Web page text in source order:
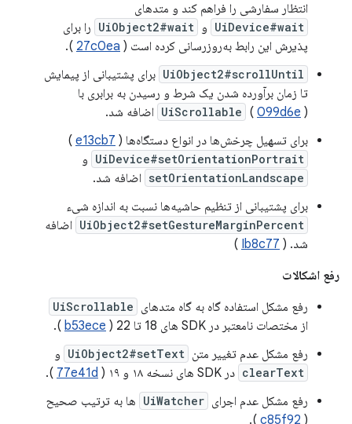
انتظار سفارشی را فراهم کند و متدهای
UiDevice#wait و UiObject2#wait را برای
پذیرش این رابط به‌روزرسانی کرده است ( 27c0ea
).
UiObject2#scrollUntil برای پشتیبانی از پیمایش
تا زمان برآورده شدن یک شرط و رسیدن به برابری با
UiScrollable ( 099d6e ) اضافه شد.
برای تسهیل چرخش‌ها در انواع دستگاه‌ها ( e13cb7
)
UiDevice#setOrientationPortrait و
setOrientationLandscape اضافه شد.
برای پشتیبانی از تنظیم حاشیه‌ها نسبت به اندازه شیء
UiObject2#setGestureMarginPercent اضافه
شد. ( Ib8c77
)
رفع اشکالات
رفع مشکل استفاده گاه به گاه متدهای UiScrollable
از مختصات نامعتبر در SDK های 18 تا 22 ( b53ece
).
رفع مشکل عدم تغییر متن UiObject2#setText و
clearText در SDK های نسخه ۱۸ و ۱۹ ( 77e41d
).
رفع مشکل عدم اجرای UiWatcher ها به ترتیب صحیح
(
c85f92
).